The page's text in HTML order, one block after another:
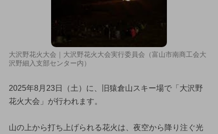
大沢野花火大会｜大沢野花火大会実行委員会（富山市南商工会大
沢野細入支部センター内）
2025年8月23日（土）に、旧猿倉山スキー場で「大沢野
花火大会」が行われます。
山の上から打ち上げられる花火は、夜空から降り注ぐ光